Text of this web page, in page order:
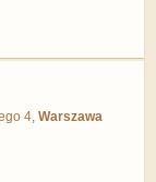
4,Warszawa